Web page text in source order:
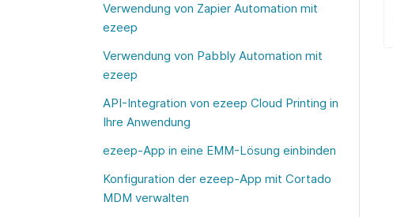
Verwendung von Zapier Automation mit
ezeep
Verwendung von Pabbly Automation mit
ezeep
API-Integration von ezeep Cloud Printing in
Ihre Anwendung
ezeep-App in eine EMM-Lösung einbinden
Konfiguration der ezeep-App mit Cortado
MDM verwalten